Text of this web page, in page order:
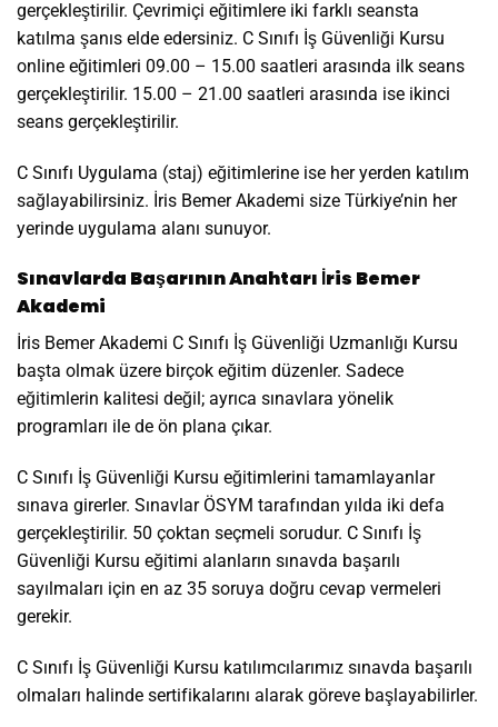
gerçekleştirilir. Çevrimiçi eğitimlere iki farklı seansta
katılma şanıs elde edersiniz. C Sınıfı İş Güvenliği Kursu
online eğitimleri 09.00 – 15.00 saatleri arasında ilk seans
gerçekleştirilir. 15.00 – 21.00 saatleri arasında ise ikinci
seans gerçekleştirilir.
C Sınıfı Uygulama (staj) eğitimlerine ise her yerden katılım
sağlayabilirsiniz. İris Bemer Akademi size Türkiye’nin her
yerinde uygulama alanı sunuyor.
Sınavlarda Başarının Anahtarı İris Bemer
Akademi
İris Bemer Akademi C Sınıfı İş Güvenliği Uzmanlığı Kursu
başta olmak üzere birçok eğitim düzenler. Sadece
eğitimlerin kalitesi değil; ayrıca sınavlara yönelik
programları ile de ön plana çıkar.
C Sınıfı İş Güvenliği Kursu eğitimlerini tamamlayanlar
sınava girerler. Sınavlar ÖSYM tarafından yılda iki defa
gerçekleştirilir. 50 çoktan seçmeli sorudur. C Sınıfı İş
Güvenliği Kursu eğitimi alanların sınavda başarılı
sayılmaları için en az 35 soruya doğru cevap vermeleri
gerekir.
C Sınıfı İş Güvenliği Kursu katılımcılarımız sınavda başarılı
olmaları halinde sertifikalarını alarak göreve başlayabilirler.